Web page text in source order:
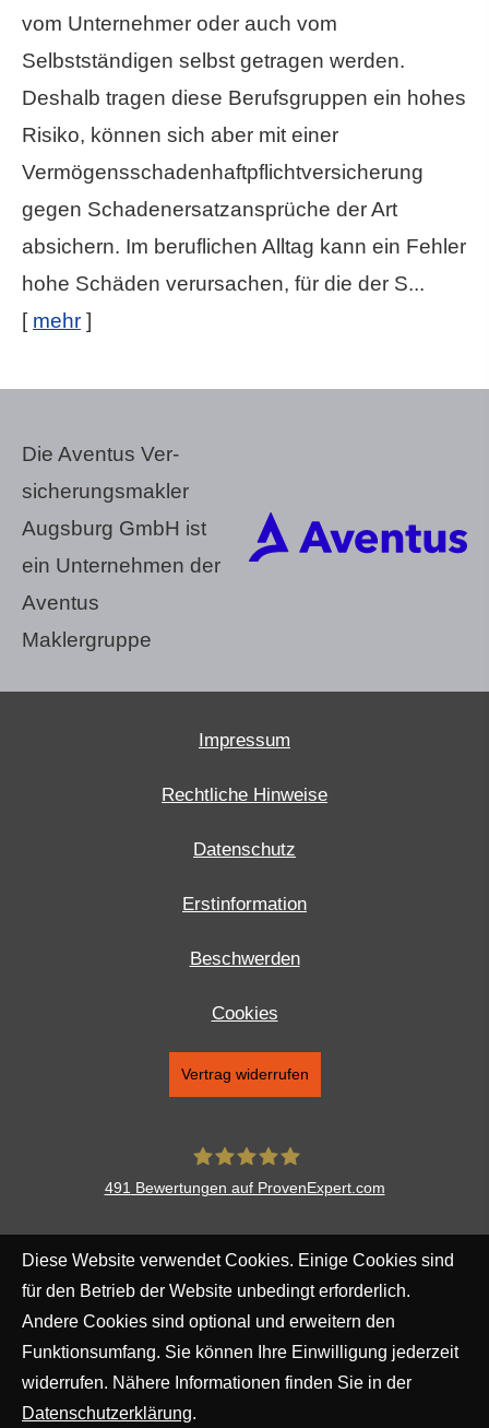
vom Unternehmer oder auch vom
Selbstständigen selbst getragen werden.
Deshalb tragen diese Berufsgruppen ein hohes
Risiko, können sich aber mit einer
Vermögensschadenhaftpflichtversicherung
gegen Schadenersatzansprüche der Art
absichern. Im beruflichen Alltag kann ein Fehler
hohe Schäden verursachen, für die der S...
[ mehr ]
Die Aventus Ver­
sicherungs­makler
Augsburg GmbH ist
ein Unternehmen der
Aventus
Maklergruppe
Impressum
Rechtliche Hinweise
Datenschutz
Erstinformation
Beschwerden
Cookies
Vertrag widerrufen
491 Bewertungen auf ProvenExpert.com
Diese Website verwendet Cookies. Einige Cookies sind
für den Betrieb der Website unbedingt erforderlich.
Andere Cookies sind optional und erweitern den
Funktionsumfang. Sie können Ihre Einwilligung jederzeit
widerrufen. Nähere Informationen finden Sie in der
Datenschutzerklärung.